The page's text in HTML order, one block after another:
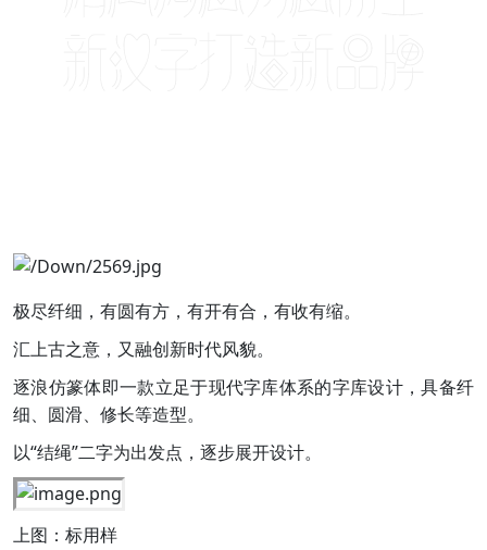
极尽纤细，有圆有方，有开有合，有收有缩。
汇上古之意，又融创新时代风貌。
逐浪仿篆体即一款立足于现代字库体系的字库设计，具备纤
细、圆滑、修长等造型。
以“结绳”二字为出发点，逐步展开设计。
上图：标用样